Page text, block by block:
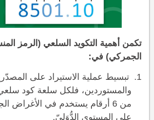
تكمن أهمية التكويد السلعي (الرمز
الجمركي) في:
تبسيط عملية الاستيراد على
والمستوردين، فلكل سلعة كود
من 6 أرقام يستخدم في الأغراض
على المستوى الدُّوَليّ.